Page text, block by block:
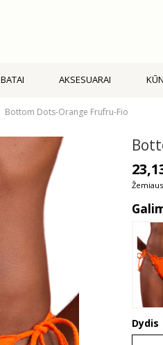
BATAI AKSESUARAI
Bottom Dots-Orange Frufru-Fio
Dydis